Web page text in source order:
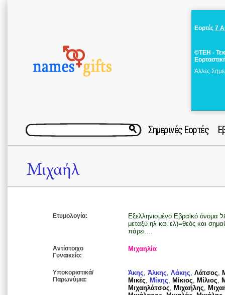
Εορτές 7
©ΤΕΗ -
Άλλες
Σημερινές Εορτές
Μιχαήλ
Ετυμολογία:
Εξελληνισμένο Εβραϊκό όνομα מיכאל από τα (μι)=ποιος; (χα)=σαν και (κάτι
μεταξύ ηλ και ελ)=θεός και
πάρει....
Αντίστοιχο
Γυναικείο:
Μιχαηλία
Υποκοριστικά/
Παρωνύμια:
Άκης, Άλκης, Λάκης, Λάτσος,
Μικές, Μίκης, Μίκιος, Μίλιος,
Μιχαηλάτσος, Μιχαήλης,